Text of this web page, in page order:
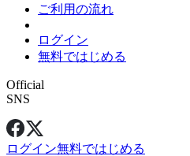
ご利用の流れ
ログイン
無料ではじめる
Official
SNS
ログイン無料ではじめる